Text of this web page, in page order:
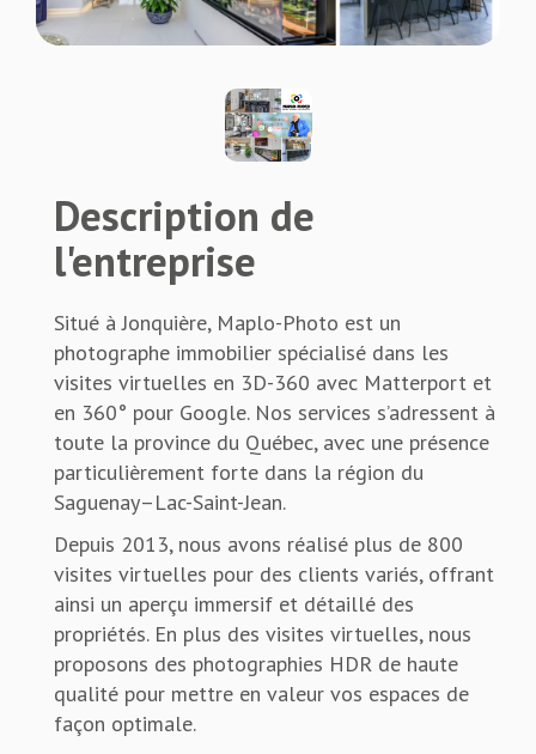
Description de
l'entreprise
Situé à Jonquière, Maplo-Photo est un
photographe immobilier spécialisé dans les
visites virtuelles en 3D-360 avec Matterport et
en 360° pour Google. Nos services s’adressent à
toute la province du Québec, avec une présence
particulièrement forte dans la région du
Saguenay–Lac-Saint-Jean.
Depuis 2013, nous avons réalisé plus de 800
visites virtuelles pour des clients variés, offrant
ainsi un aperçu immersif et détaillé des
propriétés. En plus des visites virtuelles, nous
proposons des photographies HDR de haute
qualité pour mettre en valeur vos espaces de
façon optimale.